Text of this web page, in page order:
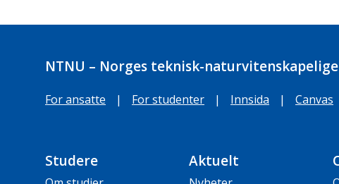
NTNU – Norges teknisk-
For ansatte | For studenter | Innsida | Canvas
Studere Aktuelt